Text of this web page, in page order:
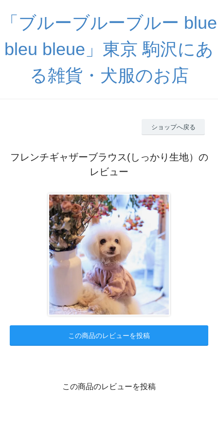
「ブルーブルーブルー blue
bleu bleue」東京 駒沢にあ
る雑貨・犬服のお店
ショップへ戻る
フレンチギャザーブラウス(しっかり生地）の
レビュー
この商品のレビューを投稿
この商品のレビューを投稿